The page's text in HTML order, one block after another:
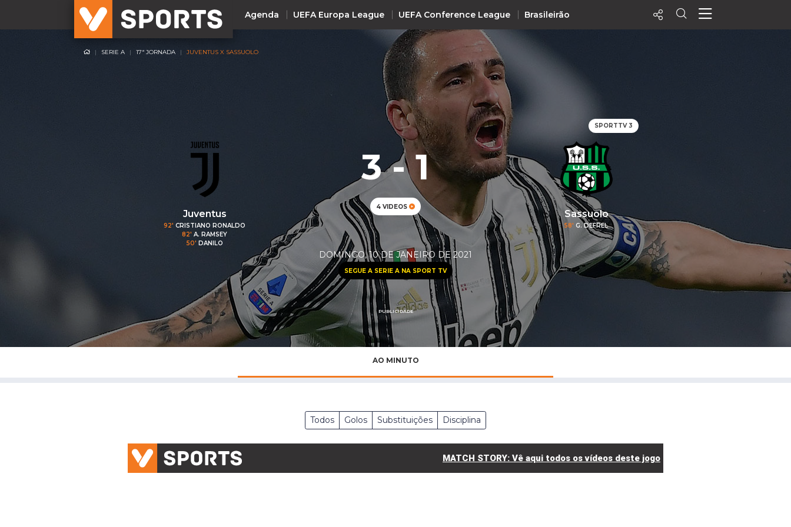
Agenda UEFA Europa League UEFA Conference League Brasileirão
+ Recentes
INTERNACIONAL
UEFA Champions League
UEFA Europa League
UEFA Conference League
Premier League
La Liga
Bundesliga
Serie A
Ligue 1
Süper Lig
Saudi Pro League
MLS
Brasileirão
Mundial 2026
PALPITES
Agenda
Vídeos
Notícias
Playlists
MatchStories
SERIE A 17ª JORNADA JUVENTUS X SASSUOLO
SPORTTV 3
Juventus
92' CRISTIANO RONALDO
82' A. RAMSEY
50' DANILO
3 - 1
4 VIDEOS
Sassuolo
58' G. DEFREL
DOMINGO, 10 DE JANEIRO DE 2021
SEGUE A SERIE A NA SPORT TV
PUBLICIDADE
AO MINUTO
Todos Golos Substituições Disciplina
MATCH STORY: Vê aqui todos os vídeos deste jogo